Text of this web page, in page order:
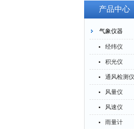
产品中心
气象仪器
经纬仪
积光仪
通风检测仪
风量仪
风速仪
雨量计